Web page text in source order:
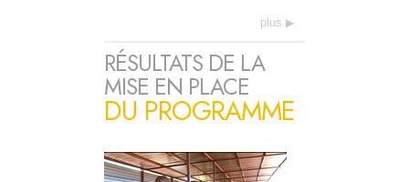
plus
RÉSULTATS DE LA
MISE EN PLACE
DU PROGRAMME